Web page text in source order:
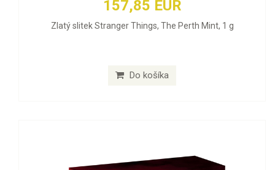
157,85 EUR
Zlatý slitek Stranger Things, The Perth Mint, 1 g
Do košíka